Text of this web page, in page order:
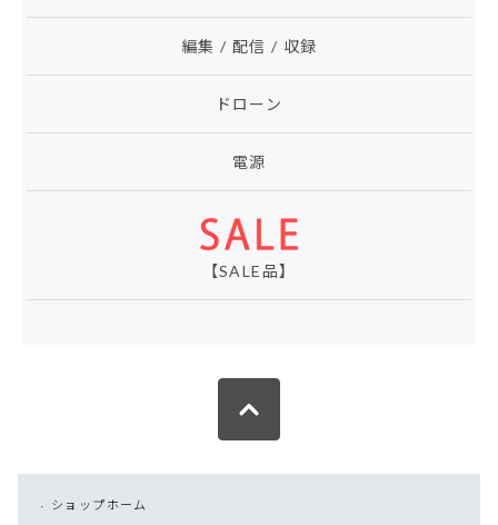
編集 / 配信 / 収録
ドローン
電源
【SALE品】
ショップホーム